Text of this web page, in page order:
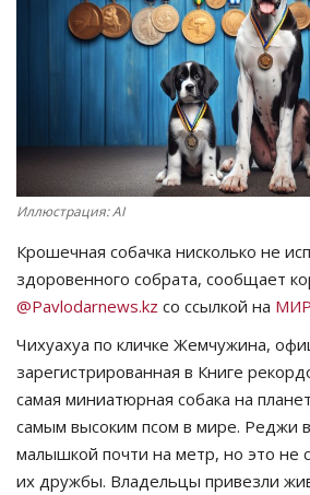
СПЕЦПРОЕКТЫ
Чек-лист
РАЗВЛЕЧЕНИЯ
OFFICIAL
Курултай
Язык
Қазақша Русский
Иллюстрация: AI
Крошечная собачка нисколько не
здоровенного собрата, сообщает
@Pavlodarnews.kz со ссылкой на
Чихуахуа по кличке Жемчужина,
зарегистрированная в Книге
самая миниатюрная собака на
самым высоким псом в мире. Реджи
малышкой почти на метр, но это не
их дружбы. Владельцы привезли